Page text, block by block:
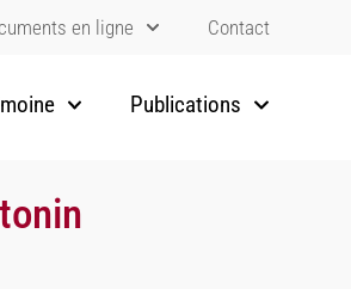
en ligne Contact
Publications